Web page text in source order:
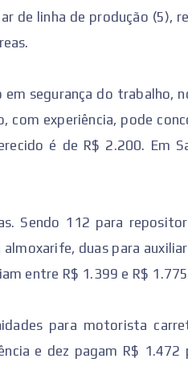
de linha de produção (5),
segurança do trabalho,
com experiência, pode
é de R$ 2.200. Em
Sendo 112 para
duas para
entre R$ 1.399 e R$
para motorista
e dez pagam R$ 1.472